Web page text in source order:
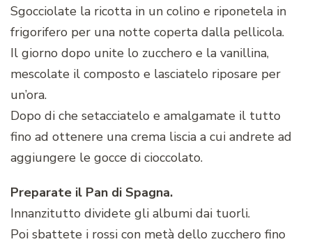
Sgocciolate la ricotta in un colino e riponetela in
frigorifero per una notte coperta dalla pellicola.
Il giorno dopo unite lo zucchero e la vanillina,
mescolate il composto e lasciatelo riposare per
un’ora.
Dopo di che setacciatelo e amalgamate il tutto
fino ad ottenere una crema liscia a cui andrete ad
aggiungere le gocce di cioccolato.
Preparate il Pan di Spagna.
Innanzitutto dividete gli albumi dai tuorli.
Poi sbattete i rossi con metà dello zucchero fino